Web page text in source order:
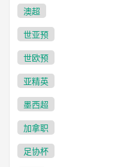
澳超
世亚预
世欧预
亚精英
墨西超
加拿职
足协杯